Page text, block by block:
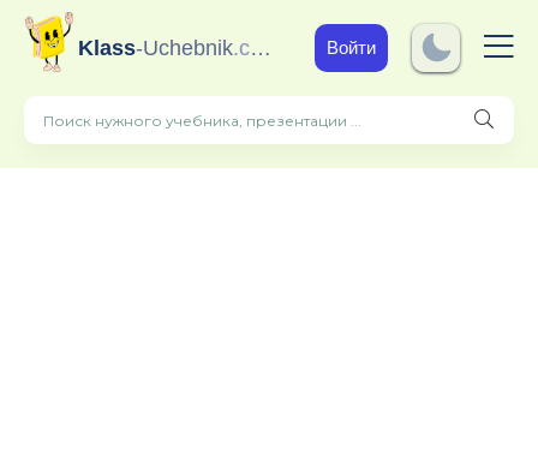
Klass-Uchebnik.com Войти